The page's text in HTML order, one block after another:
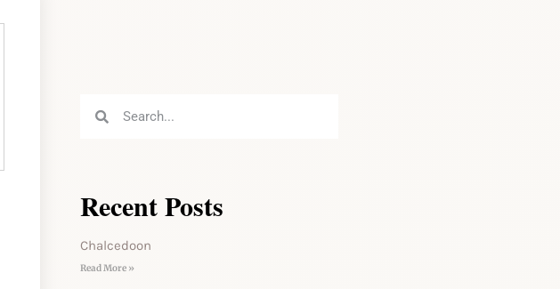
Recent Posts
Chalcedoon
Read More »